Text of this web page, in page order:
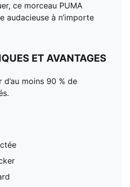
ce morceau PUMA
audacieuse à n’importe
ET AVANTAGES
moins 90 % de